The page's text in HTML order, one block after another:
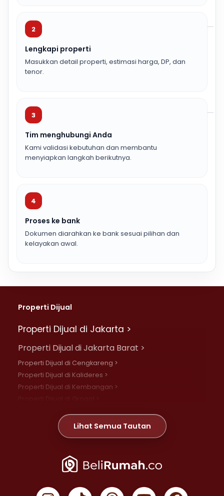
2
Lengkapi properti
Masukkan detail properti, estimasi harga, DP, dan
tenor.
3
Tim menghubungi Anda
Kami validasi kebutuhan dan membantu
menyiapkan langkah berikutnya.
4
Proses ke bank
Dokumen diarahkan ke bank sesuai pilihan dan
kelayakan awal.
Properti Dijual
Properti Dijual di Jakarta >
Properti Dijual di Jakarta Barat >
Properti Dijual di Cengkareng >
Properti Dijual di Kalideres >
Properti Dijual di Kembangan >
Properti Dijual di Meruya >
Properti Dijual di Jelambar >
Properti Dijual di Jakarta Pusat >
Properti Dijual di Gambir >
Lihat Semua Tautan